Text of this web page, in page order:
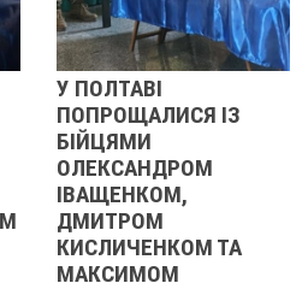
РЕВОЛЮЦІЯ
2013 ОЧИМА
УЧАСНИЦІ
21 листопада 2025